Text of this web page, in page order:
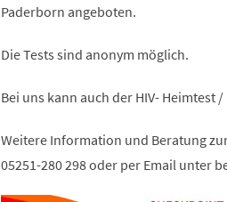
Paderborn angeboten.
Die Tests sind anonym möglich.
Bei uns kann auch der HIV- Heimtest
Weitere Information und Beratung
05251-280 298 oder per Email unter